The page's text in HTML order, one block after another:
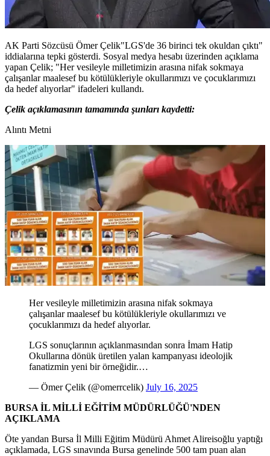
AK Parti Sözcüsü Ömer Çelik"LGS'de 36 birinci tek okuldan çıktı"
iddialarına tepki gösterdi. Sosyal medya hesabı üzerinden açıklama
yapan Çelik; "Her vesileyle milletimizin arasına nifak sokmaya
çalışanlar maalesef bu kötülükleriyle okullarımızı ve çocuklarımızı
da hedef alıyorlar" ifadeleri kullandı.
Çelik açıklamasının tamamında şunları kaydetti:
Alıntı Metni
Her vesileyle milletimizin arasına nifak sokmaya
çalışanlar maalesef bu kötülükleriyle okullarımızı ve
çocuklarımızı da hedef alıyorlar.
LGS sonuçlarının açıklanmasından sonra İmam Hatip
Okullarına dönük üretilen yalan kampanyası ideolojik
fanatizmin yeni bir örneğidir.…
— Ömer Çelik (@omerrcelik) July 16, 2025
BURSA İL MİLLİ EĞİTİM MÜDÜRLÜĞÜ'NDEN
AÇIKLAMA
Öte yandan Bursa İl Milli Eğitim Müdürü Ahmet Alireisoğlu yaptığı
açıklamada, LGS sınavında Bursa genelinde 500 tam puan alan